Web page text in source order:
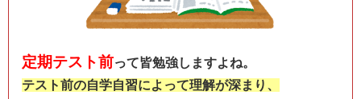
定期テスト前って皆勉強しますよね。
テスト前の自学自習によって理解が深まり、